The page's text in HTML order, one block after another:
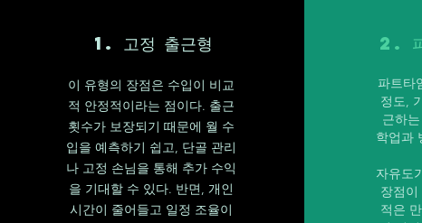
1. 고정 출근형
이 유형의 장점은 수입이 비교
적 안정적이라는 점이다. 출근
횟수가 보장되기 때문에 월 수
입을 예측하기 쉽고, 단골 관리
나 고정 손님을 통해 추가 수익
을 기대할 수 있다. 반면, 개인
시간이 줄어들고 일정 조율이
2.
파트타
정도,
근하
학업과
자유도
장점
적은